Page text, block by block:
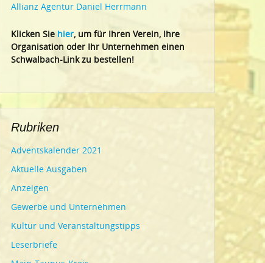
Allianz Agentur Daniel Herrmann
Klicken Siehier, um für Ihren Verein, Ihre
Organisation oder Ihr Unternehmen einen
Schwalbach-Link zu bestellen!
Rubriken
Adventskalender 2021
Aktuelle Ausgaben
Anzeigen
Gewerbe und Unternehmen
Kultur und Veranstaltungstipps
Leserbriefe